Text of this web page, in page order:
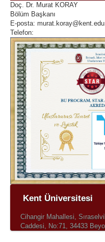
Doç. Dr. Murat KORAY
Bölüm Başkanı
E-posta:
Telefon:
Kent Üniversitesi
Cihangir Mahallesi,
Caddesi, No:71, 34433